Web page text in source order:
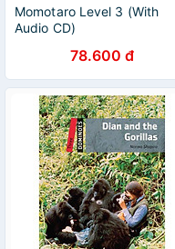
Momotaro Level 3 (With
Audio CD)
78.600 đ